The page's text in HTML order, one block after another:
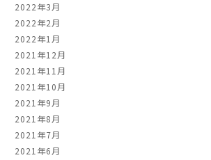
2022年3月
2022年2月
2022年1月
2021年12月
2021年11月
2021年10月
2021年9月
2021年8月
2021年7月
2021年6月